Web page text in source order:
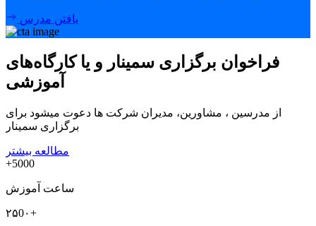
یافتن مدرس
فراخوان برگزاری سمینار و یا کارگاه‌های
آموزشی
از مدرسین ، مشاورین، مدیران شرکت ها دعوت میشود برای
برگزاری سمینار
مطالعه بیشتر
+5000
ساعت آموزش
۲۵0۰+